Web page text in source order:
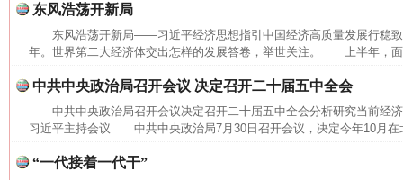
东风浩荡开新局
东风浩荡开新局——习近平经济思想指引中国经济高质量发展行
年。世界第二大经济体交出怎样的发展答卷，举世关注。 上半年，
中共中央政治局召开会议 决定召开二十届五中全会
中共中央政治局召开会议决定召开二十届五中全会分析研究当前经
习近平主持会议 中共中央政治局7月30日召开会议，决定今年10月在
“一代接着一代干”